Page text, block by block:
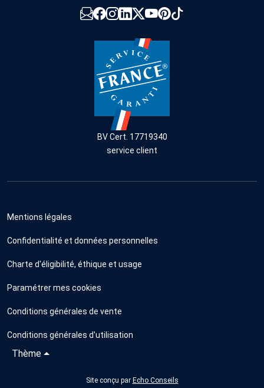
BV Cert. 17719340
service client
Mentions légales
Confidentialité et données personnelles
Charte d'éligibilité, éthique et usage
Paramétrer mes cookies
Conditions générales de vente
Conditions générales d'utilisation
Thème
Site conçu par Echo Conseils